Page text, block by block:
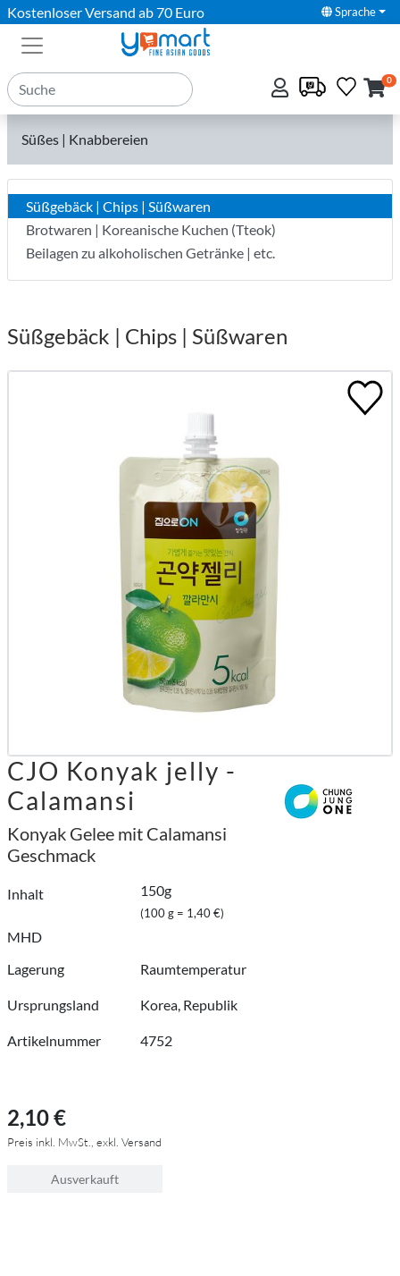
Kostenloser Versand ab 70 Euro Sprache
0
Süßes | Knabbereien
Süßgebäck | Chips | Süßwaren
Brotwaren | Koreanische Kuchen (Tteok)
Beilagen zu alkoholischen Getränke | etc.
Süßgebäck | Chips | Süßwaren
CJO Konyak jelly -
Calamansi
Konyak Gelee mit Calamansi
Geschmack
Inhalt 150g
(100 g = 1,40 €)
MHD
Lagerung
Raumtemperatur
Ursprungsland Korea, Republik
Artikelnummer 4752
2,10 €
Preis inkl. MwSt., exkl. Versand
Ausverkauft